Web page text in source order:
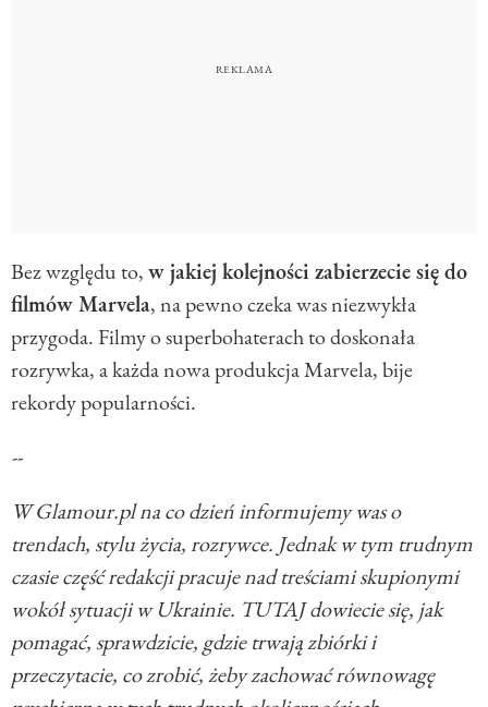
Bez względu to,w jakiej kolejności zabierzecie się do
filmów Marvela, na pewno czeka was niezwykła
przygoda. Filmy o superbohaterach to doskonała
rozrywka, a każda nowa produkcja Marvela, bije
rekordy popularności.
--
W Glamour.pl na co dzień informujemy was o
trendach, stylu życia, rozrywce. Jednak w tym trudnym
czasie część redakcji pracuje nad treściami skupionymi
wokół sytuacji w Ukrainie. TUTAJ dowiecie się, jak
pomagać, sprawdzicie, gdzie trwają zbiórki i
przeczytacie, co zrobić, żeby zachować równowagę